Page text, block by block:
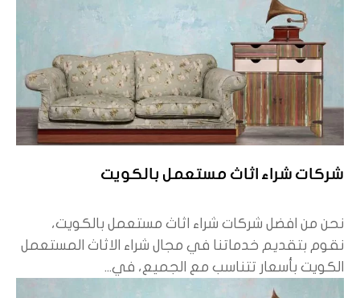
شركات شراء اثاث مستعمل بالكويت
نحن من افضل شركات شراء اثاث مستعمل بالكويت،
نقوم بتقديم خدماتنا في مجال شراء الاثاث المستعمل
الكويت بأسعار تتناسب مع الجميع، في...